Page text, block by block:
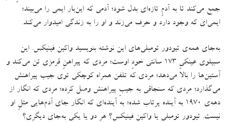
جمع می‌کند تا به آدمِ تازه‌ای بدل شود؛ آدمی که این‌بار ایمی را می‌بیند؛
ایمی‌ای که وجود دارد و حرف می‌زند و او را به زندگی امیدوار می‌کند.
به‌جای همه‌ی تیودور تومبلی‌های این نوشته بنویسید واکین فینیکس. این
سبیلوی عینکیِ ۱۷۳ سانتی خودِ اوست؛ مردی که پیراهنِ قرمزی تن می‌کند و
آستین‌ها را بالا می‌دهد؛ مردی که تلفن همراه کوچکی توی جیب پیراهنش
می‌گذارد؛ مردی که سنجاقی به جیبِ پیراهنش وصل کرده؛ مردی که انگار از
دهه‌ی ۱۹۷۰ به آینده‌ پرتاب شده؛ به آینده‌ای که انگار جای آدم‌هایی مثلِ او
نیست. تیودور تومبلی یا واکین فینیکس؟ هر دو یا یکی به‌جای دیگری؟